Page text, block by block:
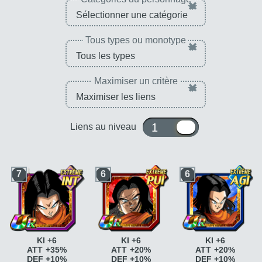
×
Tous types ou monotype ×
Maximiser un critère ×
Liens au niveau 1 ou 10
7
KI +6
ATT +35%
DEF +10%
6
KI +6
ATT +20%
DEF +10%
6
KI +6
ATT +20%
DEF +10%